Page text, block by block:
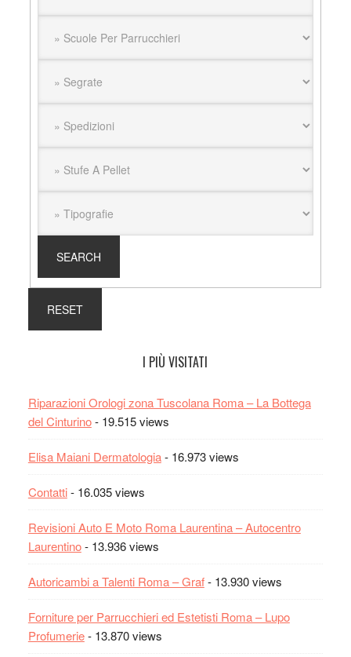
I PIÙ VISITATI
Riparazioni Orologi zona Tuscolana Roma – La Bottega
del Cinturino- 19.515 views
Elisa Maiani Dermatologia- 16.973 views
Contatti- 16.035 views
Revisioni Auto E Moto Roma Laurentina – Autocentro
Laurentino- 13.936 views
Autoricambi a Talenti Roma – Graf- 13.930 views
Forniture per Parrucchieri ed Estetisti Roma – Lupo
Profumerie- 13.870 views